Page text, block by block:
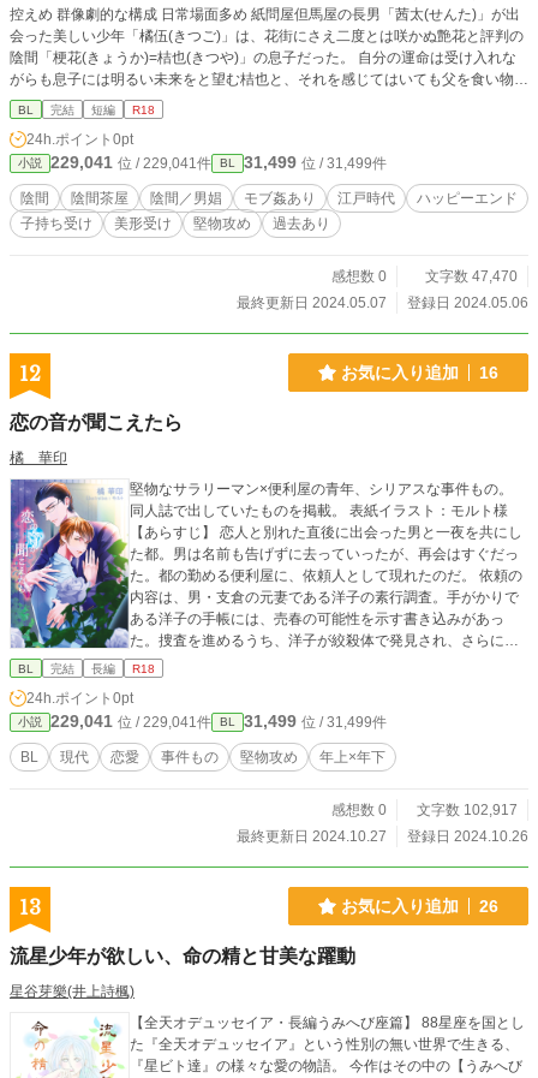
控えめ 群像劇的な構成 日常場面多め 紙問屋但馬屋の長男「茜太(せんた)」が出
会った美しい少年「橘伍(きつご)」は、花街にさえ二度とは咲かぬ艶花と評判の
陰間「梗花(きょうか)=桔也(きつや)」の息子だった。 自分の運命は受け入れな
がらも息子には明るい未来をと望む桔也と、それを感じてはいても父を食い物に
する者への憎悪を抑えきれない橘伍は、互いへの思いやりで雁字搦めになってい
るとさえ自覚していない。陰間茶屋や花街の者たちはそれを知ってはいても、口
を挟むこともできず見守ることしかできずにいる。けれど桔也を、そして彼が大
切にしている一つの櫛を知っている楼主は、微かな光明が差し始めたように感じ
ていた。
BL 完結 短編 R18
24h.ポイント 0pt
小説 229,041 位 / 229,041件 BL 31,499 位 / 31,499件
陰間 陰間茶屋 陰間／男娼 モブ姦あり 江戸時代
ハッピーエンド
子持ち受け
美形受け 堅物攻め 過去あり
感想数 0
文字数 47,470
最終更新日 2024.05.07
登録日 2024.05.06
12 お気に入り追加 16
恋の音が聞こえたら
橘 華印
堅物なサラリーマン×便利屋の青年、シリアスな事件もの。
同人誌で出していたものを掲載。 表紙イラスト：モルト様
【あらすじ】 恋人と別れた直後に出会った男と一夜を共にし
た都。男は名前も告げずに去っていったが、再会はすぐだっ
た。都の勤める便利屋に、依頼人として現れたのだ。 依頼の
内容は、男・支倉の元妻である洋子の素行調査。手がかりで
ある洋子の手帳には、売春の可能性を示す書き込みがあっ
た。捜査を進めるうち、洋子が絞殺体で発見され、さらに売
春の相手と思われる男たちが殺されていたことが明らかにな
BL 完結 長編 R18
24h.ポイント 0pt
小説 229,041 位 / 229,041件 BL 31,499 位 / 31,499件
BL 現代 恋愛 事件もの 堅物攻め 年上×年下
感想数 0
文字数 102,917
最終更新日 2024.10.27
登録日 2024.10.26
13 お気に入り追加 26
流星少年が欲しい、命の精と甘美な躍動
星谷芽樂(井上詩楓)
【全天オデュッセイア・長編うみへび座篇】 88星座を国とし
た『全天オデュッセイア』という性別の無い世界で生きる、
『星ビト達』の様々な愛の物語。 今作はその中の【うみへび